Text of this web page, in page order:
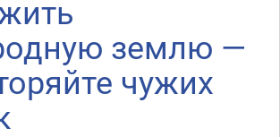
землю —
чужих